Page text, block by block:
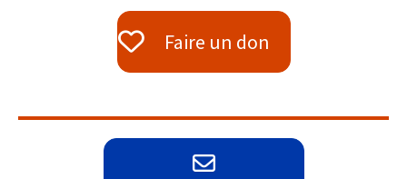
Faire un don